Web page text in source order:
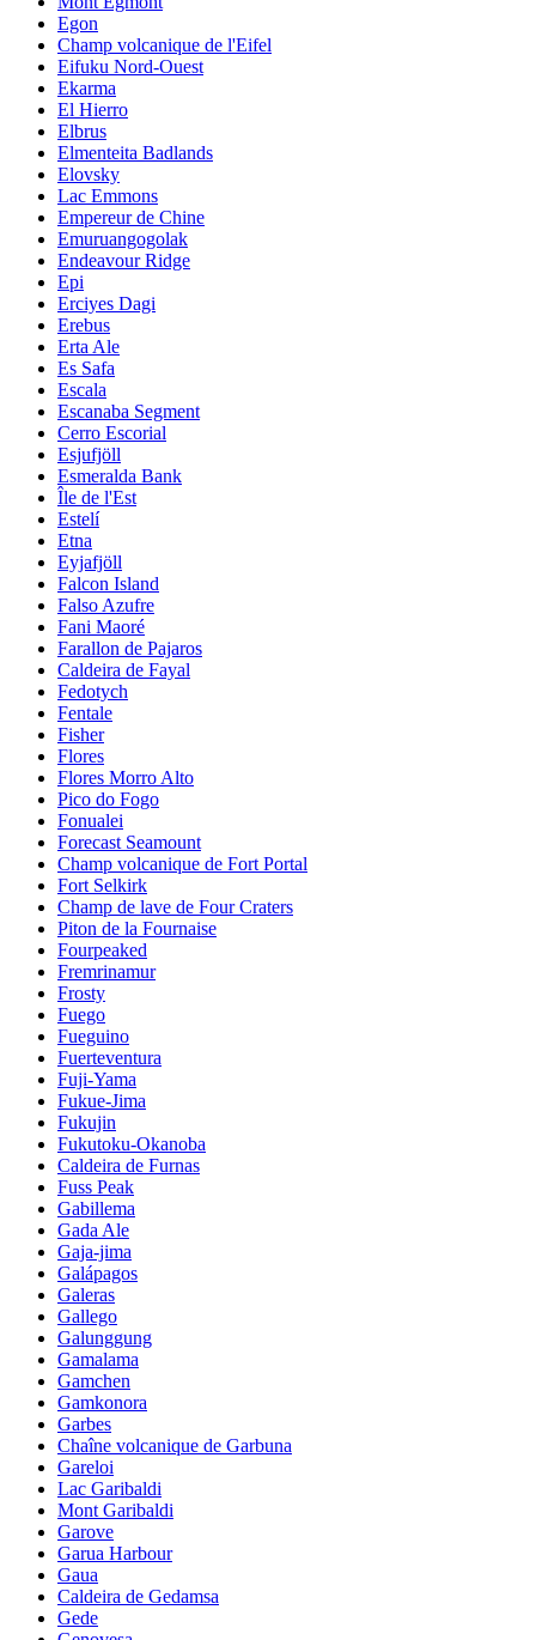
Egon
Champ volcanique de l'Eifel
Eifuku Nord-Ouest
Ekarma
El Hierro
Elbrus
Elmenteita Badlands
Elovsky
Lac Emmons
Empereur de Chine
Emuruangogolak
Endeavour Ridge
Epi
Erciyes Dagi
Erebus
Erta Ale
Es Safa
Escala
Escanaba Segment
Cerro Escorial
Esjufjöll
Esmeralda Bank
Île de l'Est
Estelí
Etna
Eyjafjöll
Falcon Island
Falso Azufre
Fani Maoré
Farallon de Pajaros
Caldeira de Fayal
Fedotych
Fentale
Fisher
Flores
Flores Morro Alto
Pico do Fogo
Fonualei
Forecast Seamount
Champ volcanique de Fort Portal
Fort Selkirk
Champ de lave de Four Craters
Piton de la Fournaise
Fourpeaked
Fremrinamur
Frosty
Fuego
Fueguino
Fuerteventura
Fuji-Yama
Fukue-Jima
Fukujin
Fukutoku-Okanoba
Caldeira de Furnas
Fuss Peak
Gabillema
Gada Ale
Gaja-jima
Galápagos
Galeras
Gallego
Galunggung
Gamalama
Gamchen
Gamkonora
Garbes
Chaîne volcanique de Garbuna
Gareloi
Lac Garibaldi
Mont Garibaldi
Garove
Garua Harbour
Gaua
Caldeira de Gedamsa
Gede